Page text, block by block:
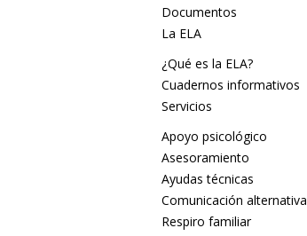
Documentos
La ELA
¿Qué es la ELA?
Cuadernos informativos
Servicios
Apoyo psicológico
Asesoramiento
Ayudas técnicas
Comunicación alternativa
Respiro familiar